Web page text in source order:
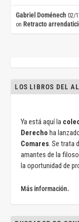
Gabriel Doménech 02/
on Retracto
LOS LIBROS DEL
Ya está aquí la
Derecho ha
Comares. Se trata
amantes de la
la oportunidad de
Más información.